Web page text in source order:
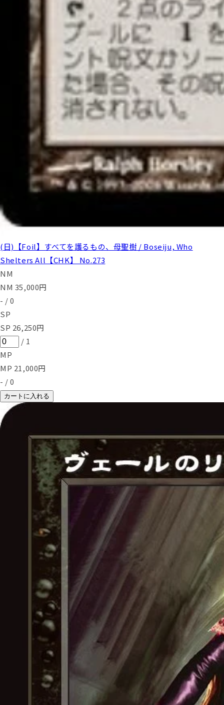
(日)【Foil】すべてを護るもの、母聖樹 / Boseiju, Who
Shelters All【CHK】 No.273
NM
NM 35,000円
- / 0
SP
SP 26,250円
/ 1
MP
MP 21,000円
- / 0
カートに入れる